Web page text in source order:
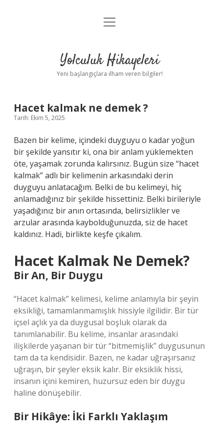
Anasayfa
Yasal Uyarı
menüyü
Yolculuk Hikayeleri
Yeni başlangıçlara ilham veren bilgiler!
Hacet kalmak ne demek ?
Tarih: Ekim 5, 2025
Bazen bir kelime, içindeki duyguyu o kadar yoğun
bir şekilde yansıtır ki, ona bir anlam yüklemekten
öte, yaşamak zorunda kalırsınız. Bugün size “hacet
kalmak” adlı bir kelimenin arkasındaki derin
duyguyu anlatacağım. Belki de bu kelimeyi, hiç
anlamadığınız bir şekilde hissettiniz. Belki birileriyle
yaşadığınız bir anın ortasında, belirsizlikler ve
arzular arasında kaybolduğunuzda, siz de hacet
kaldınız. Hadi, birlikte keşfe çıkalım.
Hacet Kalmak Ne Demek?
Bir An, Bir Duygu
“Hacet kalmak” kelimesi, kelime anlamıyla bir şeyin
eksikliği, tamamlanmamışlık hissiyle ilgilidir. Bir tür
içsel açlık ya da duygusal boşluk olarak da
tanımlanabilir. Bu kelime, insanlar arasındaki
ilişkilerde yaşanan bir tür “bitmemişlik” duygusunun
tam da ta kendisidir. Bazen, ne kadar uğraşırsanız
uğraşın, bir şeyler eksik kalır. Bir eksiklik hissi,
insanın içini kemiren, huzursuz eden bir duygu
haline dönüşebilir.
Bir Hikâye: İki Farklı Yaklaşım